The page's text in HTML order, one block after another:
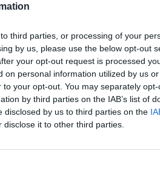
third parties, or processing of your
by us, please use the below opt-out
your opt-out request is processed
on personal information utilized by us
your opt-out. You may separately
by third parties on the IAB’s list of
disclosed by us to third parties on the
disclose it to other third parties.
Articolul următor
„Românii v-au apărat în
nu v-a onorat cu prezenţa”